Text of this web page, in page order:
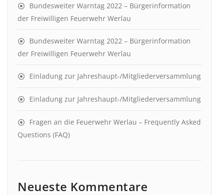
Bundesweiter Warntag 2022 – Bürgerinformation
der Freiwilligen Feuerwehr Werlau
Bundesweiter Warntag 2022 – Bürgerinformation
der Freiwilligen Feuerwehr Werlau
Einladung zur Jahreshaupt-/Mitgliederversammlung
Einladung zur Jahreshaupt-/Mitgliederversammlung
Fragen an die Feuerwehr Werlau – Frequently Asked
Questions (FAQ)
Neueste Kommentare